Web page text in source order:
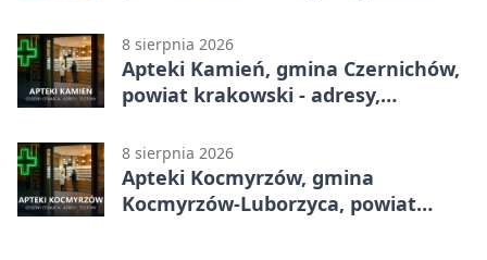
godziny otwarcia
8 sierpnia 2026
Apteki Kamień, gmina Czernichów,
powiat krakowski - adresy,
8 sierpnia 2026
Apteki Kocmyrzów, gmina
Kocmyrzów-Luborzyca, powiat